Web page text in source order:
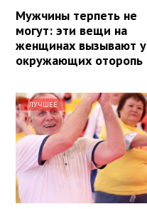
Мужчины терпеть не
могут: эти вещи на
женщинах вызывают у
окружающих оторопь
ЛУЧШЕЕ